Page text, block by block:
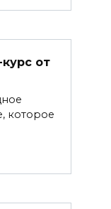
от
которое